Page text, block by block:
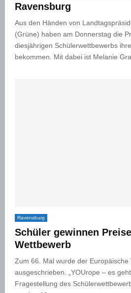
Ravensburg
Aus den Händen von
(Grüne) haben am Donnerstag die
diesjährigen Schülerwettbewerbs
bekommen. Mit dabei ist Melanie
Ravensburg
Schüler gewinnen
Wettbewerb
Zum 66. Mal wurde der Europäische
ausgeschrieben. „YOUrope – es
Fragestellung des